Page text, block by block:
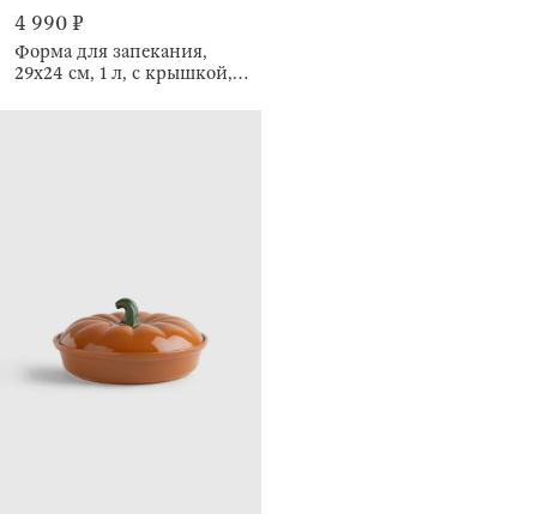
4 990 ₽
Форма для запекания,
29х24 см, 1 л, с крышкой,